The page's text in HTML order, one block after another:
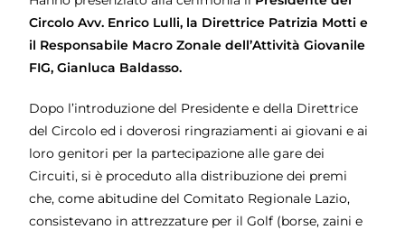
Circolo Avv. Enrico Lulli, la Direttrice Patrizia Motti e
il Responsabile Macro Zonale dell’Attività Giovanile
FIG, Gianluca Baldasso.
Dopo l’introduzione del Presidente e della Direttrice
del Circolo ed i doverosi ringraziamenti ai giovani e ai
loro genitori per la partecipazione alle gare dei
Circuiti, si è proceduto alla distribuzione dei premi
che, come abitudine del Comitato Regionale Lazio,
consistevano in attrezzature per il Golf (borse, zaini e